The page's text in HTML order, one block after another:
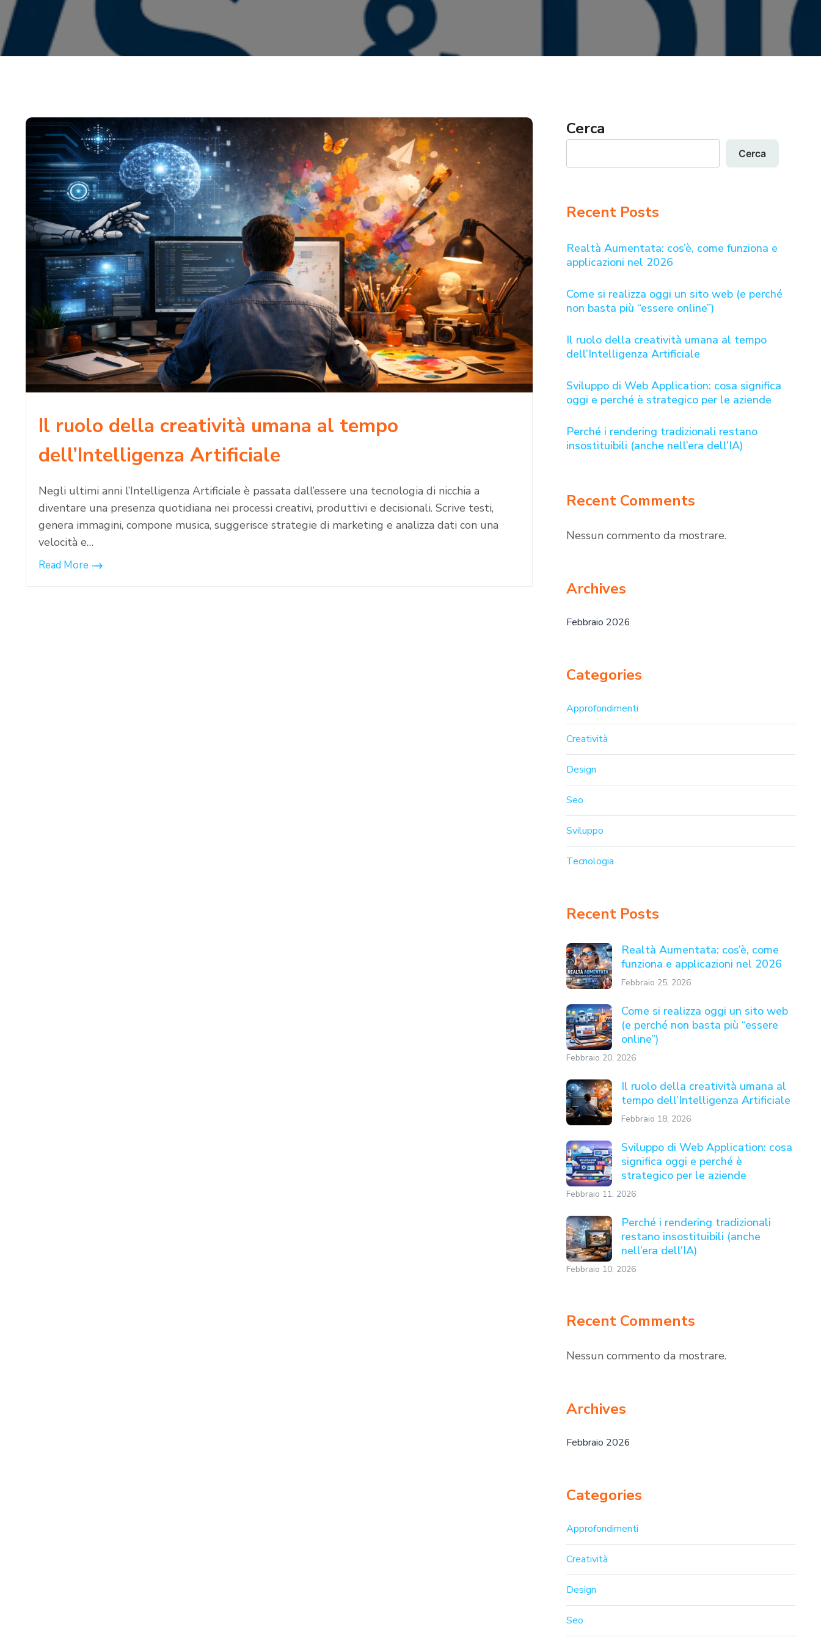
Il ruolo della creatività umana al tempo
dell’Intelligenza Artificiale
Negli ultimi anni l’Intelligenza Artificiale è passata dall’essere una tecnologia di nicchia a
diventare una presenza quotidiana nei processi creativi, produttivi e decisionali. Scrive testi,
genera immagini, compone musica, suggerisce strategie di marketing e analizza dati con una
velocità e…
Read More
Cerca
Cerca
Recent Posts
Realtà Aumentata: cos’è, come funziona e
applicazioni nel 2026
Come si realizza oggi un sito web (e perché
non basta più “essere online”)
Il ruolo della creatività umana al tempo
dell’Intelligenza Artificiale
Sviluppo di Web Application: cosa significa
oggi e perché è strategico per le aziende
Perché i rendering tradizionali restano
insostituibili (anche nell’era dell’IA)
Recent Comments
Nessun commento da mostrare.
Archives
Febbraio 2026
Categories
Approfondimenti
Creatività
Design
Seo
Sviluppo
Tecnologia
Recent Posts
Realtà Aumentata: cos’è, come
funziona e applicazioni nel 2026
Febbraio 25, 2026
Come si realizza oggi un sito web
(e perché non basta più “essere
online”)
Febbraio 20, 2026
Il ruolo della creatività umana al
tempo dell’Intelligenza Artificiale
Febbraio 18, 2026
Sviluppo di Web Application: cosa
significa oggi e perché è
strategico per le aziende
Febbraio 11, 2026
Perché i rendering tradizionali
restano insostituibili (anche
nell’era dell’IA)
Febbraio 10, 2026
Recent Comments
Nessun commento da mostrare.
Archives
Febbraio 2026
Categories
Approfondimenti
Creatività
Design
Seo